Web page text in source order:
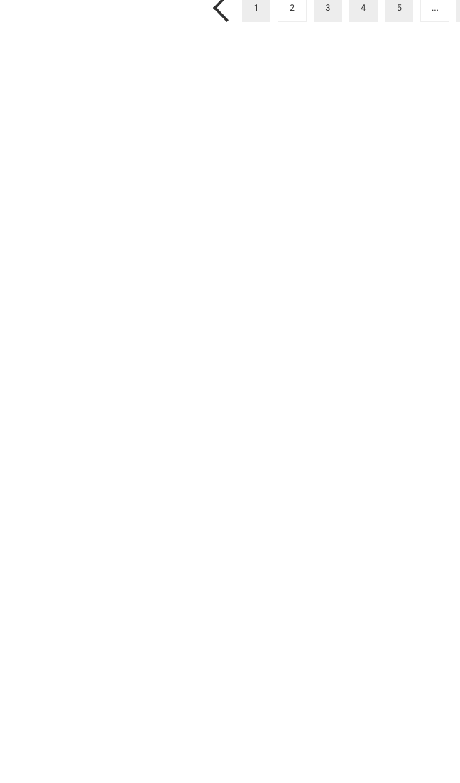
1 2 3 4 5 …